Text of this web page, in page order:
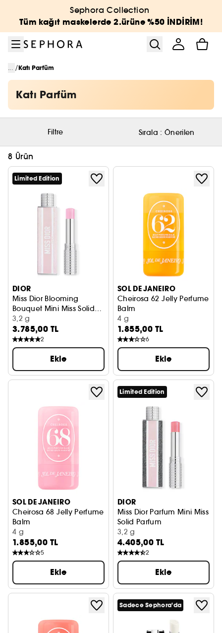
Sephora Collection
Tüm kağıt maskelerde 2.ürüne %50 İNDİRİM!
... /Katı Parfüm
Katı Parfüm
Filtre Sırala : Önerilen
8 Ürün
Limited Edition
DIOR
Miss Dior Blooming
Bouquet Mini Miss Solid
Parfume
Katı Parfüm
3,2 g
3.785,00 TL
2
Ekle
SOL DE JANEIRO
Cheirosa 62 Jelly Perfume
Balm
Katı Parfüm
4 g
1.855,00 TL
6
Ekle
SOL DE JANEIRO
Cheirosa 68 Jelly Perfume
Balm
Katı Parfüm
4 g
1.855,00 TL
5
Ekle
Limited Edition
DIOR
Miss Dior Parfum Mini Miss
Solid Parfum
Katı Parfüm
3,2 g
4.405,00 TL
2
Ekle
Sadece Sephora'da